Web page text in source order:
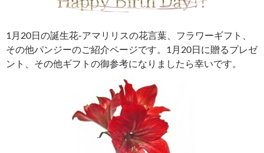
1月20日の誕生花-アマリリスの花言葉、フラワーギフト、
その他パンジーのご紹介ページです。1月20日に贈るプレゼ
ント、その他ギフトの御参考になりましたら幸いです。